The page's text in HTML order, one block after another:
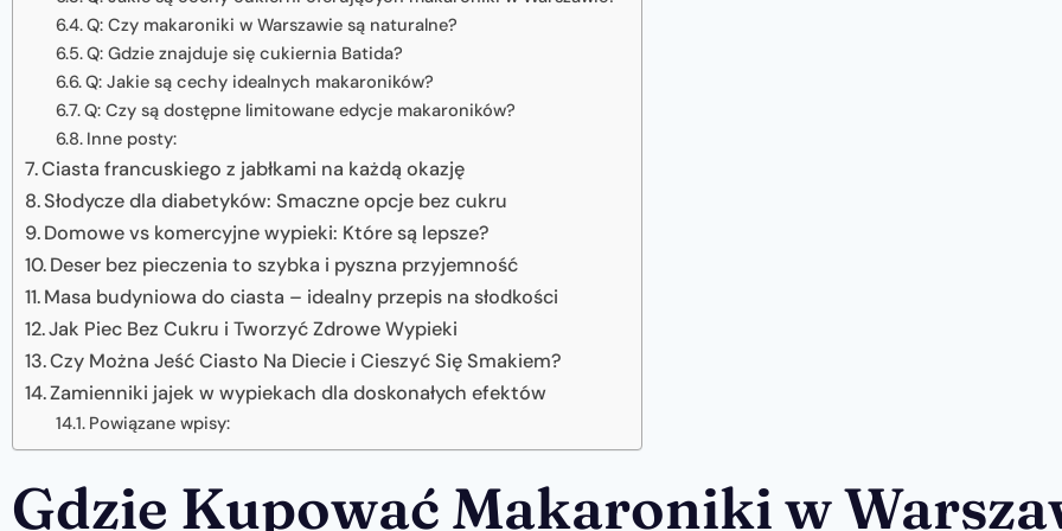
Q: Czy makaroniki w Warszawie są naturalne?
Q: Gdzie znajduje się cukiernia Batida?
Q: Jakie są cechy idealnych makaroników?
Q: Czy są dostępne limitowane edycje makaroników?
Inne posty:
Ciasta francuskiego z jabłkami na każdą okazję
Słodycze dla diabetyków: Smaczne opcje bez cukru
Domowe vs komercyjne wypieki: Które są lepsze?
Deser bez pieczenia to szybka i pyszna przyjemność
Masa budyniowa do ciasta – idealny przepis na słodkości
Jak Piec Bez Cukru i Tworzyć Zdrowe Wypieki
Czy Można Jeść Ciasto Na Diecie i Cieszyć Się Smakiem?
Zamienniki jajek w wypiekach dla doskonałych efektów
Powiązane wpisy:
Gdzie Kupować Makaroniki w